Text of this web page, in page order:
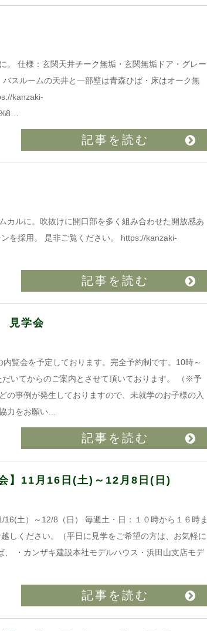
。 仕様：玄関天井チーク無垢・玄関無垢ドア・グレー
スルームの天井と一部壁は青森ひば・床はオーク無
kanzaki-
記事を読む
カルに。吹抜けに開口部を多く組み合わせた開放感あ
を採用。 是非ご覧ください。 https://kanzaki-
記事を読む
見学会
覧会を予定しております。完全予約制です。10時～
いてからのご案内とさせて頂いております。 （※予
事例が発生しておりますので、未就学のお子様の入
力をお願い…
記事を読む
】11月16日(土)～12月8日(日)
土）～12/8（日） 毎週土・日：１０時から１６時ま
しください。（平日に見学をご希望の方は、お気軽に
・カンザキ建設本社モデルハウス・浜田山支店モデ
記事を読む